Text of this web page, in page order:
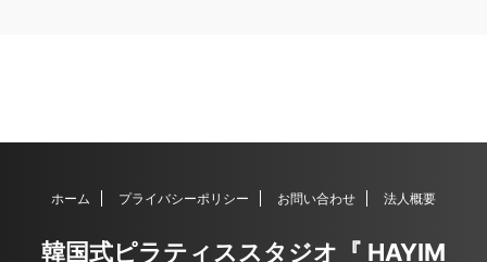
ホーム プライバシーポリシー お問い合わせ 法人概要
韓国式ピラティススタジオ『 HAYIM